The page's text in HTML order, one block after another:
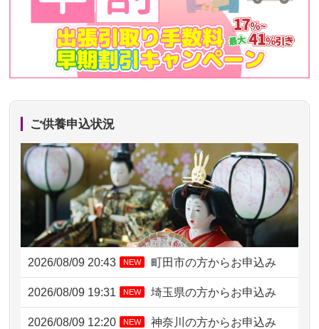
ご供養申込状況
2026/08/09 20:43 NEW 町田市の方からお申込み
2026/08/09 19:31 NEW 埼玉県の方からお申込み
2026/08/09 12:20 NEW 神奈川の方からお申込み